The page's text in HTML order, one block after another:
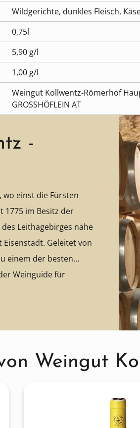
Wildgerichte, dunkles Fleisch,
0,75l
5,90 g/l
1,00 g/l
Weingut Kollwentz-Römerhof
GROSSHÖFLEIN AT
-
einst die Fürsten
1775 im Besitz der
Leithagebirges nahe
Geleitet von
einem der besten
Weinguide für
unter den Winzern
Weine aus Österreich,
Weingut